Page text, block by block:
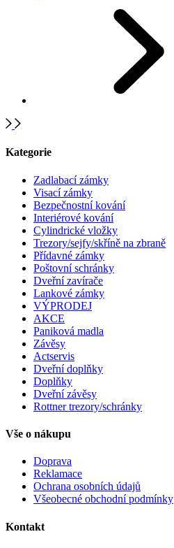
Kategorie
Zadlabací zámky
Visací zámky
Bezpečnostní kování
Interiérové kování
Cylindrické vložky
Trezory/sejfy/skříně na zbraně
Přídavné zámky
Poštovní schránky
Dveřní zavírače
Lankové zámky
VÝPRODEJ
AKCE
Paniková madla
Závěsy
Actservis
Dveřní doplňky
Doplňky
Dveřní závěsy
Rottner trezory/schránky
Vše o nákupu
Doprava
Reklamace
Ochrana osobních údajů
Všeobecné obchodní podmínky
Kontakt